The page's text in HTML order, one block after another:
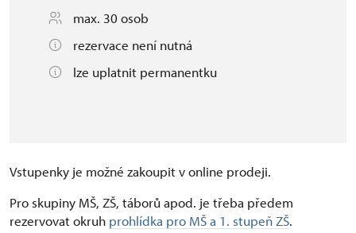
max. 30 osob
rezervace není nutná
lze uplatnit permanentku
Vstupenky je možné zakoupit v online prodeji.
Pro skupiny MŠ, ZŠ, táborů apod. je třeba předem
rezervovat okruh prohlídka pro MŠ a 1. stupeň ZŠ.